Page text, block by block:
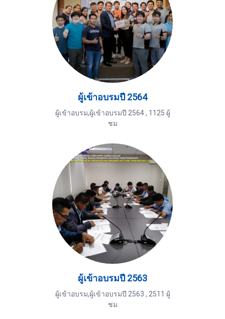
ผู้เข้าอบรมปี 2564
ผู้เข้าอบรม,ผู้เข้าอบรมปี 2564, 1125 ผู้
ชม
ผู้เข้าอบรมปี 2563
ผู้เข้าอบรม,ผู้เข้าอบรมปี 2563 , 2511 ผู้
ชม